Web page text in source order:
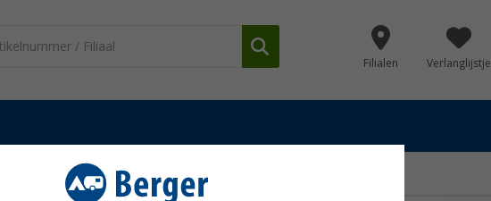
Filialen Verlanglijstje